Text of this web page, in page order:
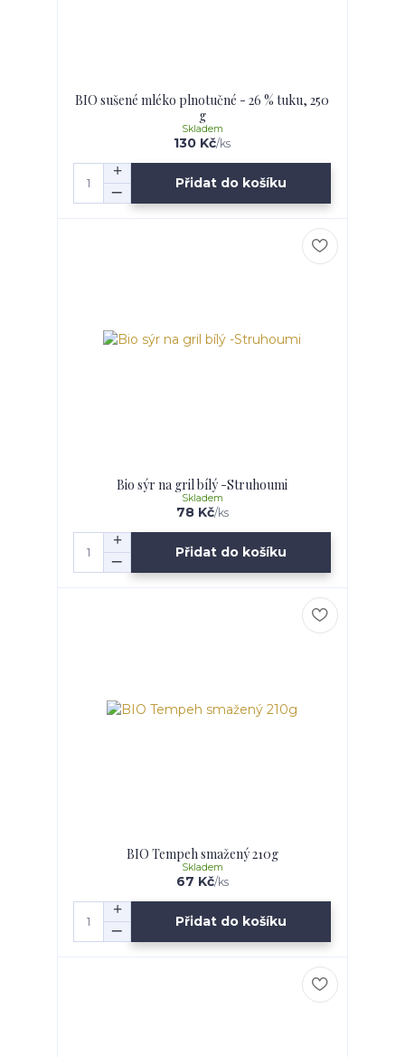
BIO sušené mléko plnotučné - 26 % tuku, 250
g
130 Kč/ks
Skladem
Přidat do košíku
Bio sýr na gril bílý -Struhoumi
78 Kč/ks
Skladem
Přidat do košíku
BIO Tempeh smažený 210g
67 Kč/ks
Skladem
Přidat do košíku